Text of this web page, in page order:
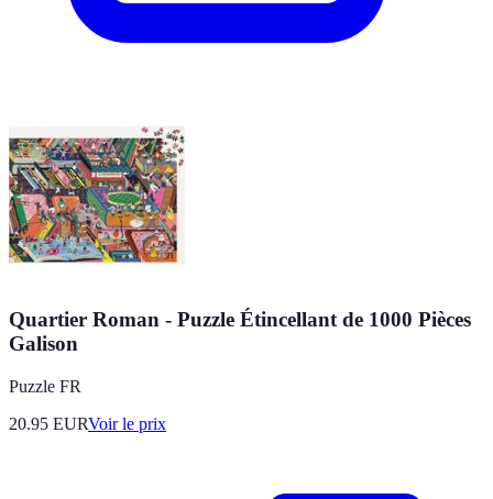
Quartier Roman - Puzzle Étincellant de 1000 Pièces
Galison
Puzzle FR
20.95 EURVoir le prix